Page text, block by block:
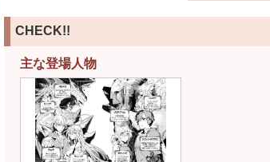
CHECK!!
主な登場人物